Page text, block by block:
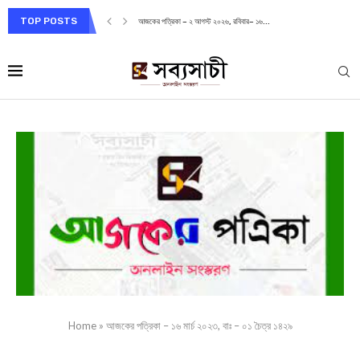
TOP POSTS আজকের পত্রিকা – ২ আগস্ট ২০২৬, রবিবার– ১৬...
Home» আজকের পত্রিকা – ১৬ মার্চ ২০২৩, বাঃ – ০১ চৈত্র ১৪২৯